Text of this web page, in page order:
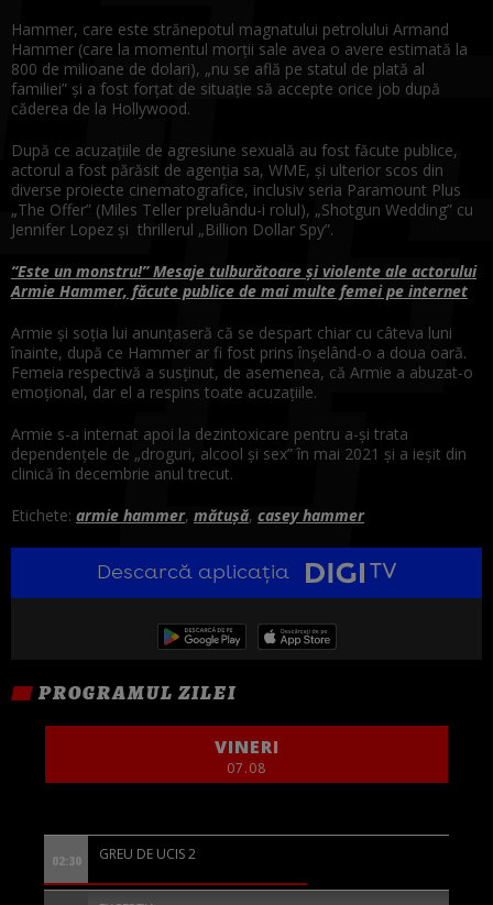
Hammer, care este strănepotul magnatului petrolului Armand
Hammer (care la momentul morții sale avea o avere estimată la
800 de milioane de dolari), „nu se află pe statul de plată al
familiei” și a fost forțat de situație să accepte orice job după
căderea de la Hollywood.
După ce acuzațiile de agresiune sexuală au fost făcute publice,
actorul a fost părăsit de agenția sa, WME, și ulterior scos din
diverse proiecte cinematografice, inclusiv seria Paramount Plus
„The Offer” (Miles Teller preluându-i rolul), „Shotgun Wedding” cu
Jennifer Lopez și thrillerul „Billion Dollar Spy”.
“Este un monstru!” Mesaje tulburătoare și violente ale actorului
Armie Hammer, făcute publice de mai multe femei pe internet
Armie și soția lui anunțaseră că se despart chiar cu câteva luni
înainte, după ce Hammer ar fi fost prins înșelând-o a doua oară.
Femeia respectivă a susținut, de asemenea, că Armie a abuzat-o
emoțional, dar el a respins toate acuzațiile.
Armie s-a internat apoi la dezintoxicare pentru a-și trata
dependențele de „droguri, alcool și sex” în mai 2021 și a ieșit din
clinică în decembrie anul trecut.
Etichete: armie hammer, mătușă, casey hammer
Descarcă aplicația
PROGRAMUL ZILEI
VINERI
07.08
02:30 GREU DE UCIS 2